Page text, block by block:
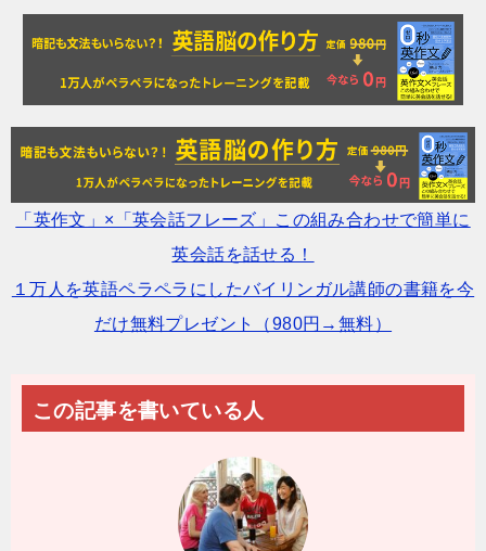
「英作文」×「英会話フレーズ」この組み合わせで簡単に
英会話を話せる！
１万人を英語ペラペラにしたバイリンガル講師の書籍を今
だけ無料プレゼント（980円→無料）
この記事を書いている人